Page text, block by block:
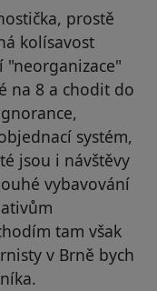
prostě
kolísavost
na 8 a chodit do
systém,
jsou i návštěvy
vybavování
tam však
v Brně bych